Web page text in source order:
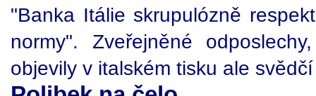
"Banka Itálie skrupulózně
normy". Zveřejněné
objevily v italském tisku ale